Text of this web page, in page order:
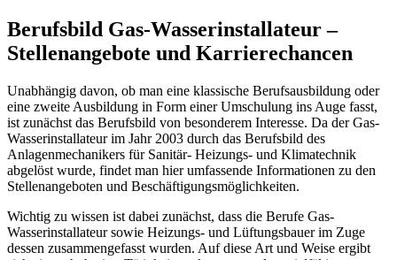
Berufsbild Gas-Wasserinstallateur –
Stellenangebote und Karrierechancen
Unabhängig davon, ob man eine klassische Berufsausbildung oder
eine zweite Ausbildung in Form einer Umschulung ins Auge fasst,
ist zunächst das Berufsbild von besonderem Interesse. Da der Gas-
Wasserinstallateur im Jahr 2003 durch das Berufsbild des
Anlagenmechanikers für Sanitär- Heizungs- und Klimatechnik
abgelöst wurde, findet man hier umfassende Informationen zu den
Stellenangeboten und Beschäftigungsmöglichkeiten.
Wichtig zu wissen ist dabei zunächst, dass die Berufe Gas-
Wasserinstallateur sowie Heizungs- und Lüftungsbauer im Zuge
dessen zusammengefasst wurden. Auf diese Art und Weise ergibt